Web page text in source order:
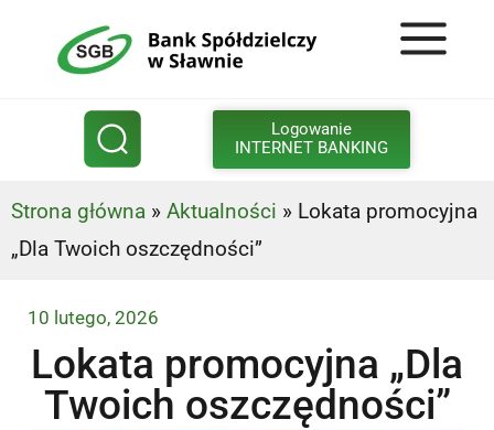
Logowanie
INTERNET BANKING
Strona główna » Aktualności » Lokata promocyjna
„Dla Twoich oszczędności”
10 lutego, 2026
Lokata promocyjna „Dla
Twoich oszczędności”